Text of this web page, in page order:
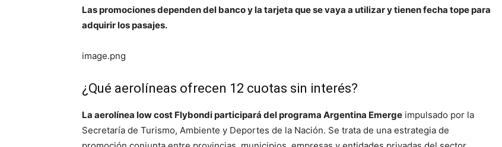
Las promociones dependen del banco y la tarjeta que se vaya a utilizar y tienen fecha tope para
adquirir los pasajes.
image.png
¿Qué aerolíneas ofrecen 12 cuotas sin interés?
La aerolínea low cost Flybondi participará del programa Argentina Emerge impulsado por la
Secretaría de Turismo, Ambiente y Deportes de la Nación. Se trata de una estrategia de